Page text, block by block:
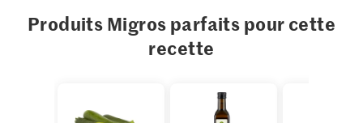
Produits Migros parfaits pour cette
recette